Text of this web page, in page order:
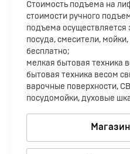
Стоимость подъема на
стоимости ручного
подъема осуществляется
посуда, смесители,
бесплатно;
мелкая бытовая техника
бытовая техника весом
варочные поверхности,
посудомойки, духовые